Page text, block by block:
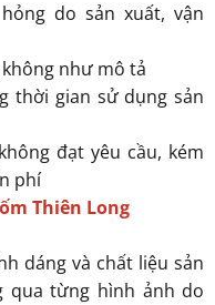
do sản xuất, vận
như mô tả
thời gian sử dụng sản
đạt yêu cầu, kém
phí
Thiên Long
dáng và chất liệu sản
qua từng hình ảnh do